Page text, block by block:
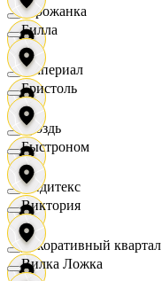
Горожанка
Империал
Гроздь
Индитекс
Декоративный квартал
Билла
Бристоль
Быстроном
Виктория
Вилка Ложка